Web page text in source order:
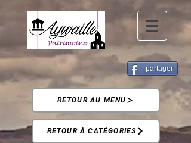
partager
RETOUR AU MENU
RETOUR À CATÉGORIES